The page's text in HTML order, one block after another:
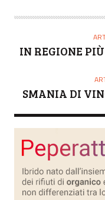
T
RIN REGIONE
SMANIA DI